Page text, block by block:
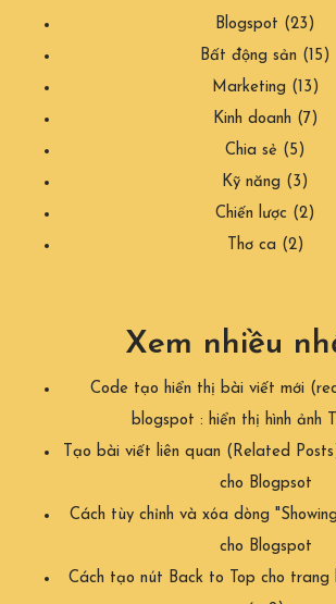
Blogspot (23)
Bất động sản (15)
Marketing (13)
Kinh doanh (7)
Chia sẻ (5)
Kỹ năng (3)
Chiến lược (2)
Thơ ca (2)
Xem nhiều
Code tạo hiển thị bài viết mới
blogspot : hiển thị hình ảnh
Tạo bài viết liên quan (Related
cho Blogpsot
Cách tùy chỉnh và xóa dòng
cho Blogspot
Cách tạo nút Back to Top cho trang